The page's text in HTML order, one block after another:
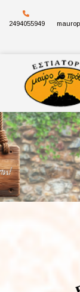
2494055949